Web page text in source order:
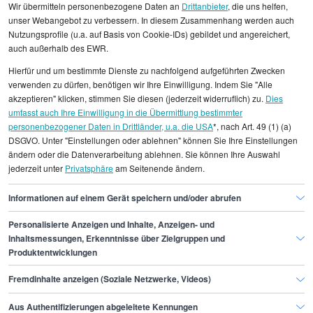
statistischen Erhebungen durch StepStone. Es sind
Durchschnittswerte und die Angaben können nicht
einzelnen Stellenangeboten zugeordnet werden.
Gehaltsinformationen Sicherheit
Security Expert
Security Expert Bonn
Finde den Job,
der zu dir passt.
Wir übermitteln personenbezogene Daten an Drittanbieter, die uns helfen,
unser Webangebot zu verbessern. In diesem Zusammenhang werden auch
Nutzungsprofile (u.a. auf Basis von Cookie-IDs) gebildet und angereichert,
auch außerhalb des EWR.
Hierfür und um bestimmte Dienste zu nachfolgend aufgeführten Zwecken
verwenden zu dürfen, benötigen wir Ihre Einwilligung. Indem Sie "Alle
akzeptieren" klicken, stimmen Sie diesen (jederzeit widerruflich) zu. Dies
umfasst auch Ihre Einwilligung in die Übermittlung bestimmter
personenbezogener Daten in Drittländer, u.a. die USA*, nach Art. 49 (1) (a)
DSGVO. Unter "Einstellungen oder ablehnen" können Sie Ihre Einstellungen
ändern oder die Datenverarbeitung ablehnen. Sie können Ihre Auswahl
jederzeit unter Privatsphäream Seitenende ändern.
Informationen auf einem Gerät speichern und/oder abrufen
Personalisierte Anzeigen und Inhalte, Anzeigen- und
Inhaltsmessungen, Erkenntnisse über Zielgruppen und
Produktentwicklungen
Fremdinhalte anzeigen (Soziale Netzwerke, Videos)
Aus Authentifizierungen abgeleitete Kennungen